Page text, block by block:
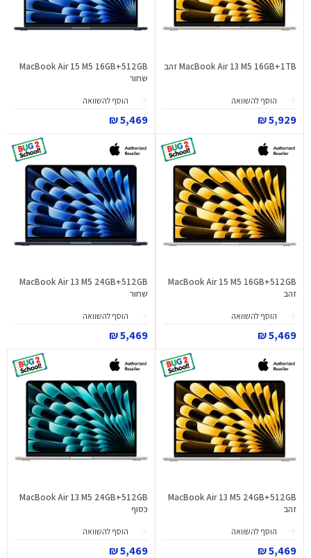
MacBook Air 13 M5 16GB+1TB זהב
הוסף להשוואה
5,929 ₪
MacBook Air 15 M5 16GB+512GB
שחור
הוסף להשוואה
5,469 ₪
MacBook Air 15 M5 16GB+512GB
זהב
הוסף להשוואה
5,469 ₪
MacBook Air 13 M5 24GB+512GB
שחור
הוסף להשוואה
5,469 ₪
MacBook Air 13 M5 24GB+512GB
זהב
הוסף להשוואה
5,469 ₪
MacBook Air 13 M5 24GB+512GB
כסוף
הוסף להשוואה
5,469 ₪